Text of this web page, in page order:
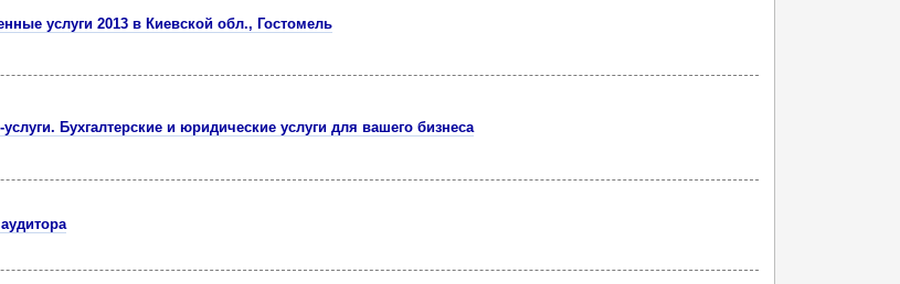
услуги 2013 в Киевской обл., Гостомель
услуги. Бухгалтерские и юридические услуги для вашего бизнеса